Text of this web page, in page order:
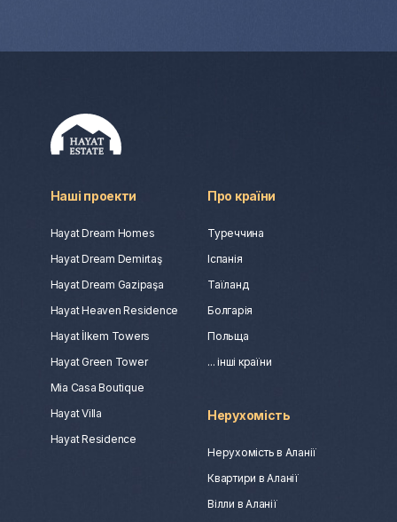
Наші проекти
Hayat Dream Homes
Hayat Dream Demirtaş
Hayat Dream Gazipaşa
Hayat Heaven Residence
Hayat İlkem Towers
Hayat Green Tower
Mia Casa Boutique
Hayat Villa
Hayat Residence
Про країни
Туреччина
Іспанія
Таїланд
Болгарія
Польща
... інші країни
Нерухомість
Нерухомість в Аланії
Квартири в Аланії
Вілли в Аланії